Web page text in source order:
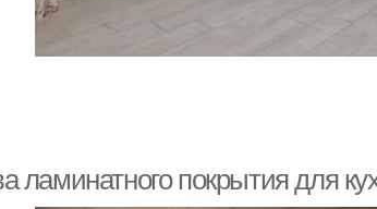
ламинатного покрытия для